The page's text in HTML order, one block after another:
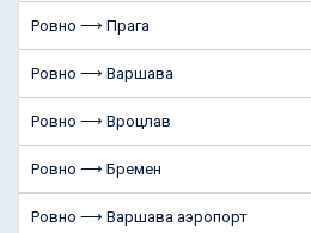
Ровно ⟶ Прага
Ровно ⟶ Варшава
Ровно ⟶ Вроцлав
Ровно ⟶ Бремен
Ровно ⟶ Варшава аэропорт